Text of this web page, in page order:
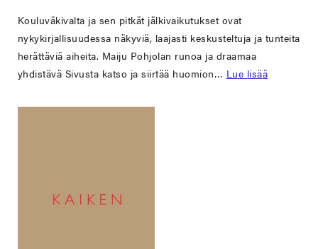
Kouluväkivalta ja sen pitkät jälkivaikutukset ovat
nykykirjallisuudessa näkyviä, laajasti keskusteltuja ja tunteita
herättäviä aiheita. Maiju Pohjolan runoa ja draamaa
yhdistävä Sivusta katso ja siirtää huomion… Lue lisää